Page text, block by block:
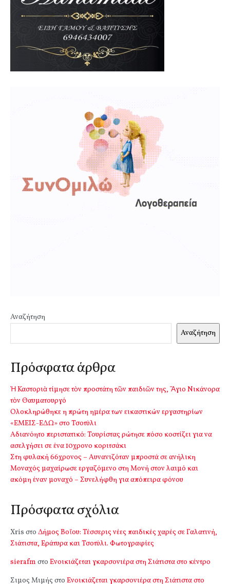
Αναζήτηση
Αναζήτηση
Πρόσφατα άρθρα
Ἡ Καστοριὰ τίμησε τὸν προστάτη τῶν παιδιῶν της, Ἅγιο Νικάνορα
τὸν Θαυματουργό
Ολοκληρώθηκε η πρώτη ημέρα των εικαστικών εργαστηρίων
«ΕΜΕΙΣ-ΕΔΩ» στο Τσοτύλι
Αδιανόητο περιστατικό: Τουρίστας ρώτησε πόσο κοστίζει για να
ασελγήσει σε ένα 10χρονο κοριτσάκι
Στη φυλακή 66χρονος – Αυνανιζόταν μπροστά σε ανήλικη
Μοναχός μαχαίρωσε εργαζόμενο στη Μονή στον λαιμό και
ακόμη έναν μοναχό – Συνελήφθη για απόπειρα φόνου
Πρόσφατα σχόλια
Xris στο Δήμος Βοΐου: Τέσσερις νέες παιδικές χαρές σε Γαλατινή,
Σιάτιστα, Εράτυρα και Τσοτύλι. Φωτογραφίες
sierafm στο Ενοικιάζεται γκαρσονιέρα στη Σιάτιστα στο κέντρο
Σιμος Μιμής στο Ενοικιάζεται γκαρσονιέρα στη Σιάτιστα στο